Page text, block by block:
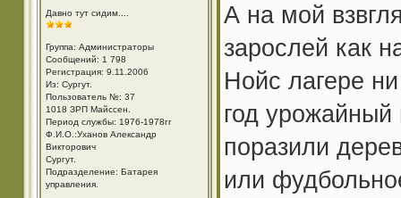
Давно тут сидим....
Группа: Администраторы
Сообщений: 1 798
Регистрация: 9.11.2006
Из: Cургут.
Пользователь №: 37
1018 ЗРП Майссен.
Период службы: 1976-1978гг
Ф.И.О.:Уханов Александр
Викторович
Cургут.
Подразделение: Батарея
управления.
А на мой
зарослей как
Нойс лагере
год
поразили
или